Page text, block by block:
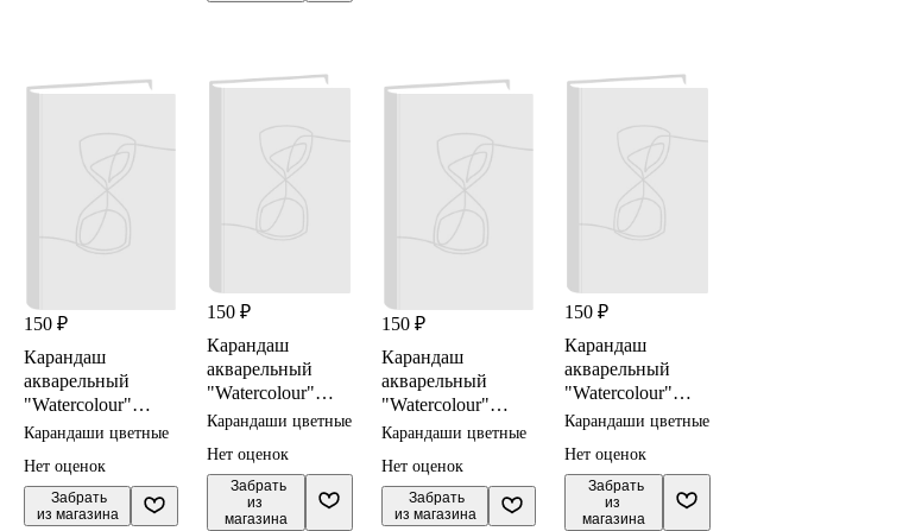
150 ₽
Карандаш
акварельный
"Watercolour"
зел.можжевеловы
DERWENT
Карандаши цветные
Нет оценок
Забрать
из магазина
150 ₽
Карандаш
акварельный
"Watercolour"
кадмий тем.
DERWENT
Карандаши цветные
Нет оценок
Забрать
из
магазина
150 ₽
Карандаш
акварельный
"Watercolour"
серебряно-серый
Карандаши цветные
Нет оценок
Забрать
из магазина
150 ₽
Карандаш
акварельный
"Watercolour"
ультрамарин
DERWENT
Карандаши цветные
Нет оценок
Забрать
из
магазина